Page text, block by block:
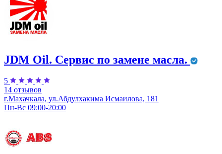
JDM Оil. Сервис по замене масла.
5
14 отзывов
г.Махачкала, ул.Абдулхакима Исмаилова, 181
Пн-Вс 09:00-20:00